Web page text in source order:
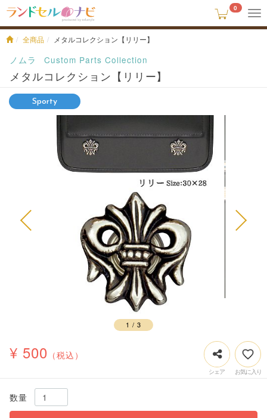
0
全商品 メタルコレクション【リリー】
ノムラ Custom Parts Collection
メタルコレクション【リリー】
1 / 3
¥ 500 （税込）
数量